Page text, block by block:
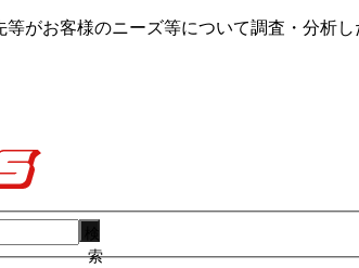
がお客様のニーズ等について調査・分析
索